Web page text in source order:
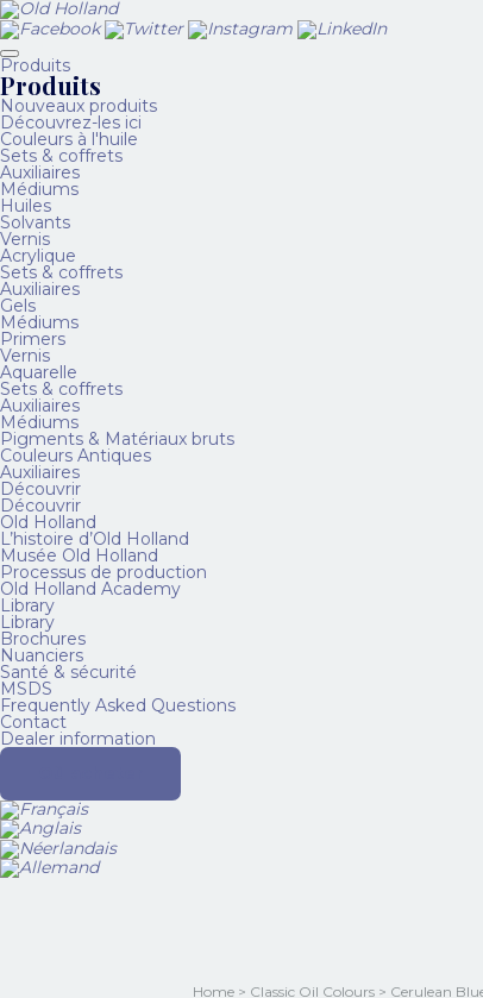
Produits
Produits
Nouveaux produits
Découvrez-les ici
Couleurs à l'huile
Sets & coffrets
Auxiliaires
Médiums
Huiles
Solvants
Vernis
Acrylique
Sets & coffrets
Auxiliaires
Gels
Médiums
Primers
Vernis
Aquarelle
Sets & coffrets
Auxiliaires
Médiums
Pigments & Matériaux bruts
Couleurs Antiques
Auxiliaires
Découvrir
Découvrir
Old Holland
L’histoire d’Old Holland
Musée Old Holland
Processus de production
Old Holland Academy
Library
Library
Brochures
Nuanciers
Santé & sécurité
MSDS
Frequently Asked Questions
Contact
Dealer information
Home > Classic Oil Colours > Cerulean